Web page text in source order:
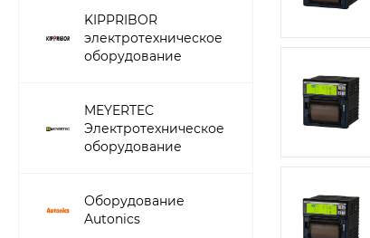
KIPPRIBOR
электротехническое
оборудование
MEYERTEC
Электротехническое
оборудование
Оборудование
Autonics